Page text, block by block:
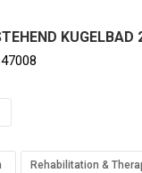
Rehabilitation &